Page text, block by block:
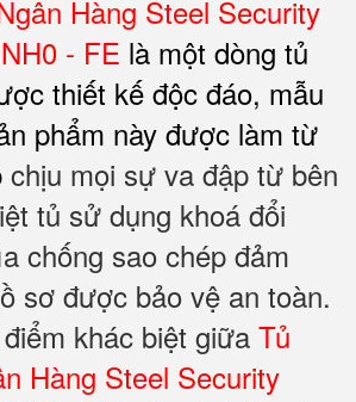
Hàng Steel Security
- FE là một dòng tủ
thiết kế độc đáo, mẫu
phẩm này được làm từ
chịu mọi sự va đập từ bên
tủ sử dụng khoá đổi
chống sao chép đảm
sơ được bảo vệ an toàn.
khác biệt giữa Tủ
Hàng Steel Security